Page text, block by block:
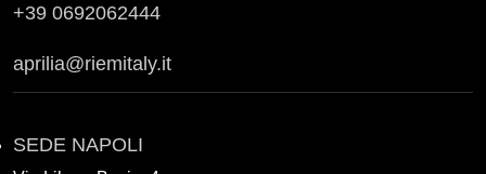
+39 0692062444
aprilia@riemitaly.it
SEDE NAPOLI